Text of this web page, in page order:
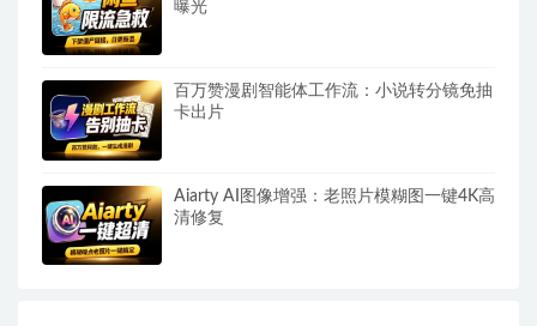
曝光
百万赞漫剧智能体工作流：小说转分镜免抽
卡出片
Aiarty AI图像增强：老照片模糊图一键4K高
清修复